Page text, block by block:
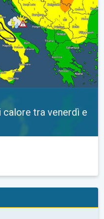
tra venerdì e